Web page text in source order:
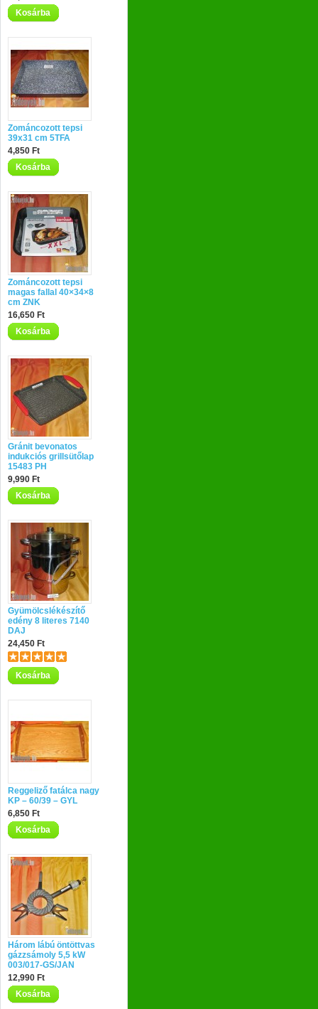
Kosárba
Zománcozott tepsi
39x31 cm 5TFA
4,850 Ft
Kosárba
Zománcozott tepsi
magas fallal 40×34×8
cm ZNK
16,650 Ft
Kosárba
Gránit bevonatos
indukciós grillsütőlap
15483 PH
9,990 Ft
Kosárba
Gyümölcslékészítő
edény 8 literes 7140
DAJ
24,450 Ft
Kosárba
Reggeliző fatálca nagy
KP – 60/39 – GYL
6,850 Ft
Kosárba
Három lábú öntöttvas
gázzsámoly 5,5 kW
003/017-GS/JAN
12,990 Ft
Kosárba